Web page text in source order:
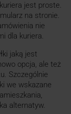
jest proste.
na stronie.
nie
dla kuriera.
jaką jest
opcja, ale też
Szczególnie
we wskazane
alternatyw.